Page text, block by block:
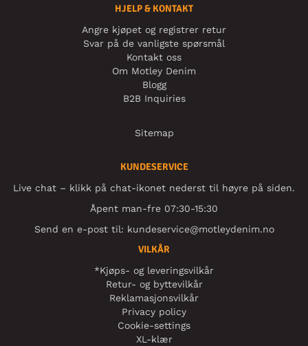
HJELP & KONTAKT
Angre kjøpet og registrer retur
Svar på de vanligste spørsmål
Kontakt oss
Om Motley Denim
Blogg
B2B Inquiries
Sitemap
KUNDESERVICE
Live chat – klikk på chat-ikonet nederst til høyre på siden.
Åpent man-fre 07:30-15:30
Send en e-post til: kundeservice@motleydenim.no
VILKÅR
*Kjøps- og leveringsvilkår
Retur- og byttevilkår
Reklamasjonsvilkår
Privacy policy
Cookie-settings
XL-klær